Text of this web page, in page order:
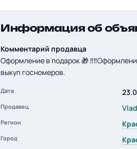
Информация об
Комментарий продавца
Оформление в подарок 🎁
выкуп госномеров.
Дата
Продавец
Регион
Город